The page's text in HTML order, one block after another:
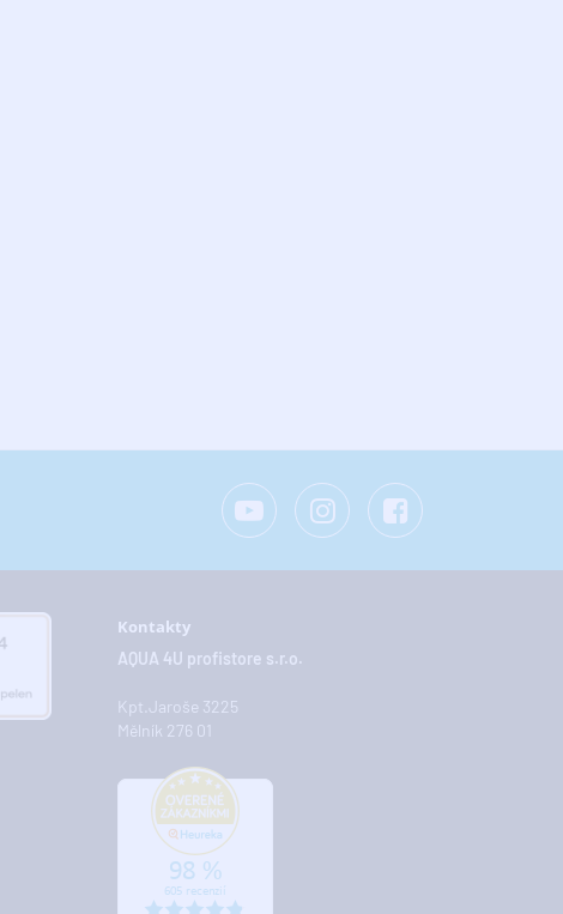
Kontakty
AQUA 4U profistore s.r.o.
Kpt.Jaroše 3225
Mělník 276 01